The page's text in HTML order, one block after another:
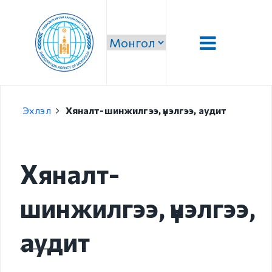
чиглэл
Стратеги зорилго,
зорилт
Чиг үүрэг
Эхлэл Хяналт-шинжилгээ, үнэлгээ, аудит
Хяналт-
шинжилгээ, үнэлгээ,
аудит